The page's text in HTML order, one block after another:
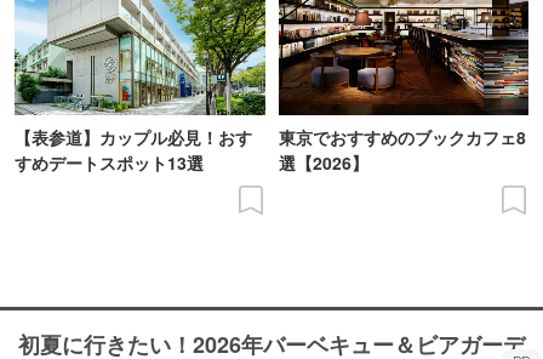
【表参道】カップル必見！おす
すめデートスポット13選
東京でおすすめのブックカフェ8
選【2026】
初夏に行きたい！2026年バーベキュー＆ビアガーデ